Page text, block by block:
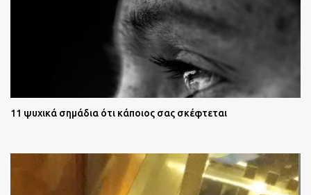
11 ψυχικά σημάδια ότι κάποιος σας σκέφτεται